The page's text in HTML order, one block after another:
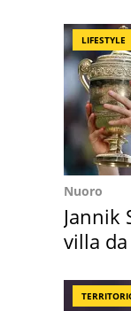
LIFESTYLE
Nuoro
Jannik
villa